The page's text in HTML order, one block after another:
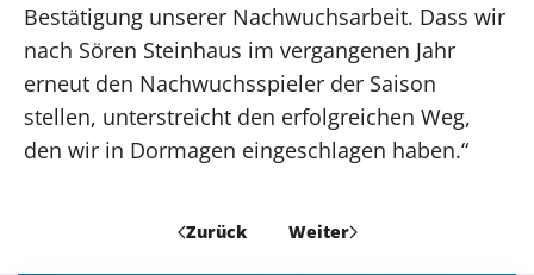
Bestätigung unserer Nachwuchsarbeit. Dass wir
nach Sören Steinhaus im vergangenen Jahr
erneut den Nachwuchsspieler der Saison
stellen, unterstreicht den erfolgreichen Weg,
den wir in Dormagen eingeschlagen haben.“
Zurück Weiter